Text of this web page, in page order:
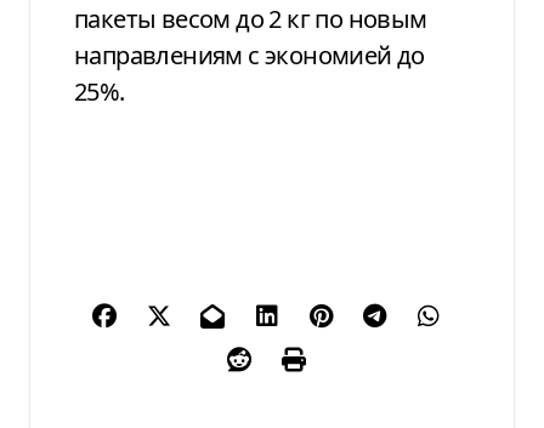
пакеты весом до 2 кг по новым
направлениям с экономией до
25%.